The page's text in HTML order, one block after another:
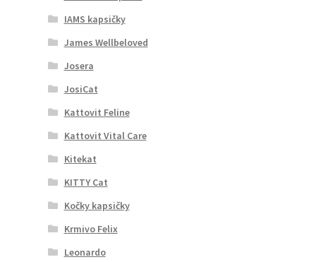
IAMS kapsičky
James Wellbeloved
Josera
JosiCat
Kattovit Feline
Kattovit Vital Care
Kitekat
KITTY Cat
Kočky kapsičky
Krmivo Felix
Leonardo